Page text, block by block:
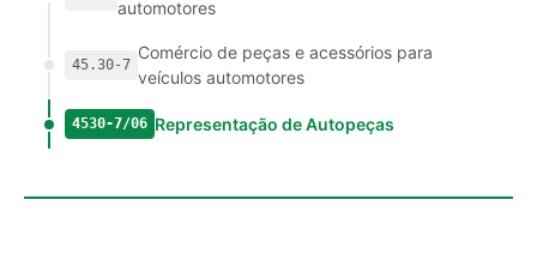
automotores
45.30-7
Comércio de peças e acessórios para
veículos automotores
4530-7/06 Representação de Autopeças